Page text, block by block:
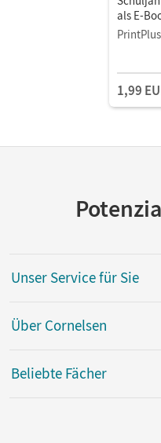
als E-
1,99
Unser Service für Sie
Über Cornelsen
Beliebte Fächer